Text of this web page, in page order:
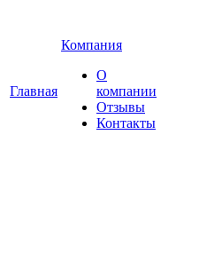
Главная
Компания
О
компании
Отзывы
Контакты